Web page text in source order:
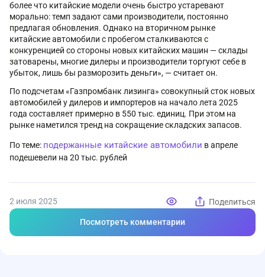
более что китайские модели очень быстро устаревают
морально: темп задают сами производители, постоянно
предлагая обновления. Однако на вторичном рынке
китайские автомобили с пробегом сталкиваются с
конкуренцией со стороны новых китайских машин — склады
затоварены, многие дилеры и производители торгуют себе в
убыток, лишь бы разморозить деньги», — считает он.
По подсчетам «Газпромбанк лизинга» совокупный сток новых
автомобилей у дилеров и импортеров на начало лета 2025
года составляет примерно в 550 тыс. единиц. При этом на
рынке наметился тренд на сокращение складских запасов.
По теме: подержанные китайские автомобили в апреле
подешевели на 20 тыс. рублей
2 июля 2025 Поделиться
Посмотреть комментарии